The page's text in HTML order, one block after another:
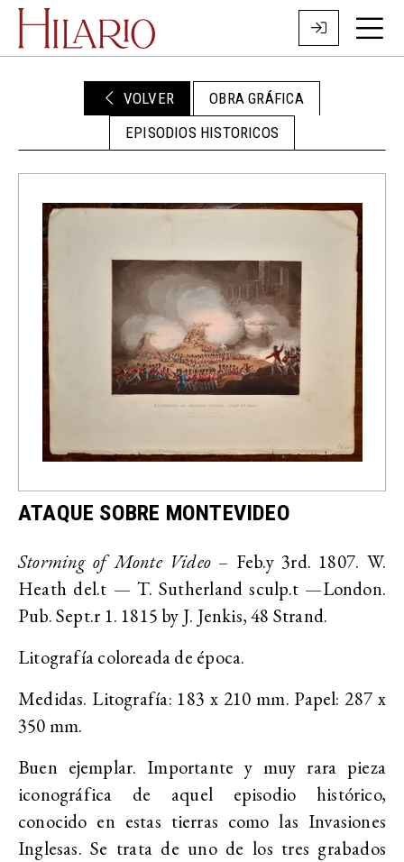
VOLVER
OBRA GRÁFICA
EPISODIOS HISTORICOS
ATAQUE SOBRE MONTEVIDEO
Storming of Monte Video – Feb.y 3rd. 1807. W.
Heath del.t — T. Sutherland sculp.t —London.
Pub. Sept.r 1. 1815 by J. Jenkis, 48 Strand.
Litografía coloreada de época.
Medidas. Litografía: 183 x 210 mm. Papel: 287 x
350 mm.
Buen ejemplar. Importante y muy rara pieza
iconográfica de aquel episodio histórico,
conocido en estas tierras como las Invasiones
Inglesas. Se trata de uno de los tres grabados